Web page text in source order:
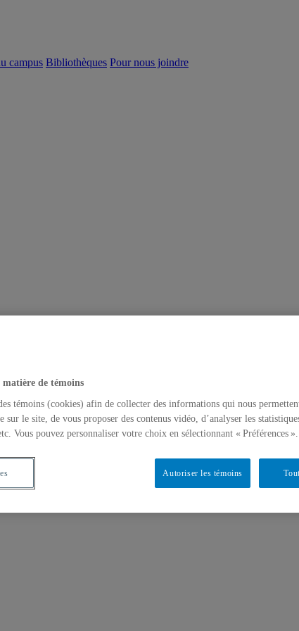
campus Bibliothèques Pour nous joindre
matière de témoins
témoins (cookies) afin de collecter des informations qui nous
sur le site, de vous proposer des contenus vidéo, d’analyser les
Vous pouvez personnaliser votre choix en sélectionnant « Préférences ».
Autoriser les témoins